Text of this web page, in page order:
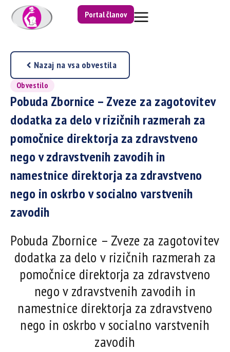
Portal članov
Nazaj na vsa obvestila
Obvestilo
Pobuda Zbornice – Zveze za zagotovitev
dodatka za delo v rizičnih razmerah za
pomočnice direktorja za zdravstveno
nego v zdravstvenih zavodih in
namestnice direktorja za zdravstveno
nego in oskrbo v socialno varstvenih
zavodih
Pobuda Zbornice – Zveze za zagotovitev
dodatka za delo v rizičnih razmerah za
pomočnice direktorja za zdravstveno
nego v zdravstvenih zavodih in
namestnice direktorja za zdravstveno
nego in oskrbo v socialno varstvenih
zavodih